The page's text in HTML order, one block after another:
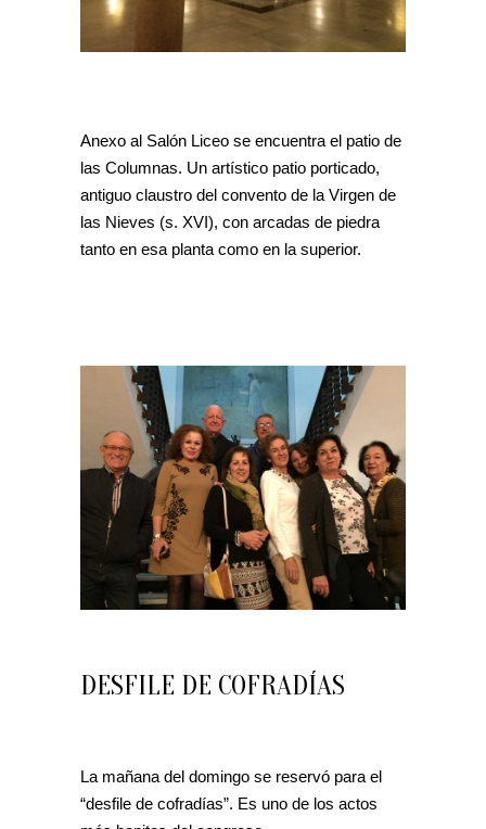
Anexo al Salón Liceo se encuentra el patio de
las Columnas. Un artístico patio porticado,
antiguo claustro del convento de la Virgen de
las Nieves (s. XVI), con arcadas de piedra
tanto en esa planta como en la superior.
DESFILE DE COFRADÍAS
La mañana del domingo se reservó para el
“desfile de cofradías”. Es uno de los actos